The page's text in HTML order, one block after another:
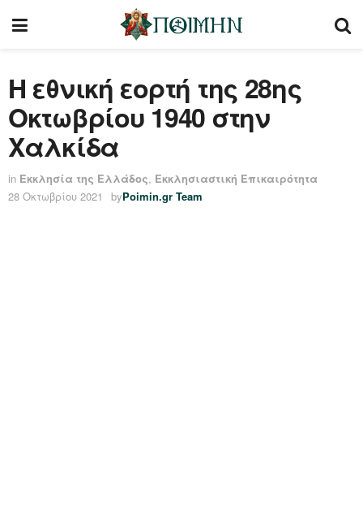
Η εθνική εορτή της 28ης
Οκτωβρίου 1940 στην
Χαλκίδα
in Εκκλησία της Ελλάδος, Εκκλησιαστική Επικαιρότητα
28 Οκτωβρίου 2021
byPoimin.gr Team